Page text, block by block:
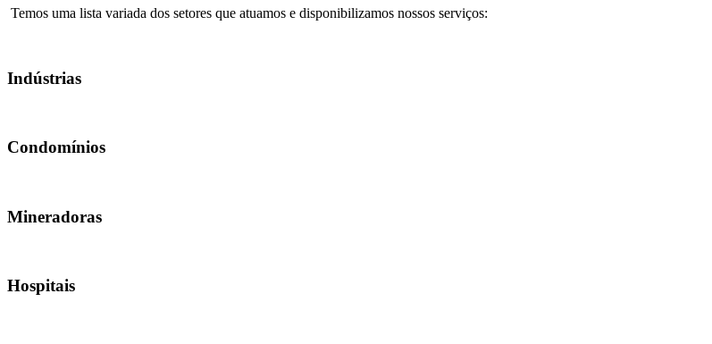
Temos uma lista variada dos setores que atuamos e disponibilizamos nossos serviços:
Indústrias
Condomínios
Mineradoras
Hospitais